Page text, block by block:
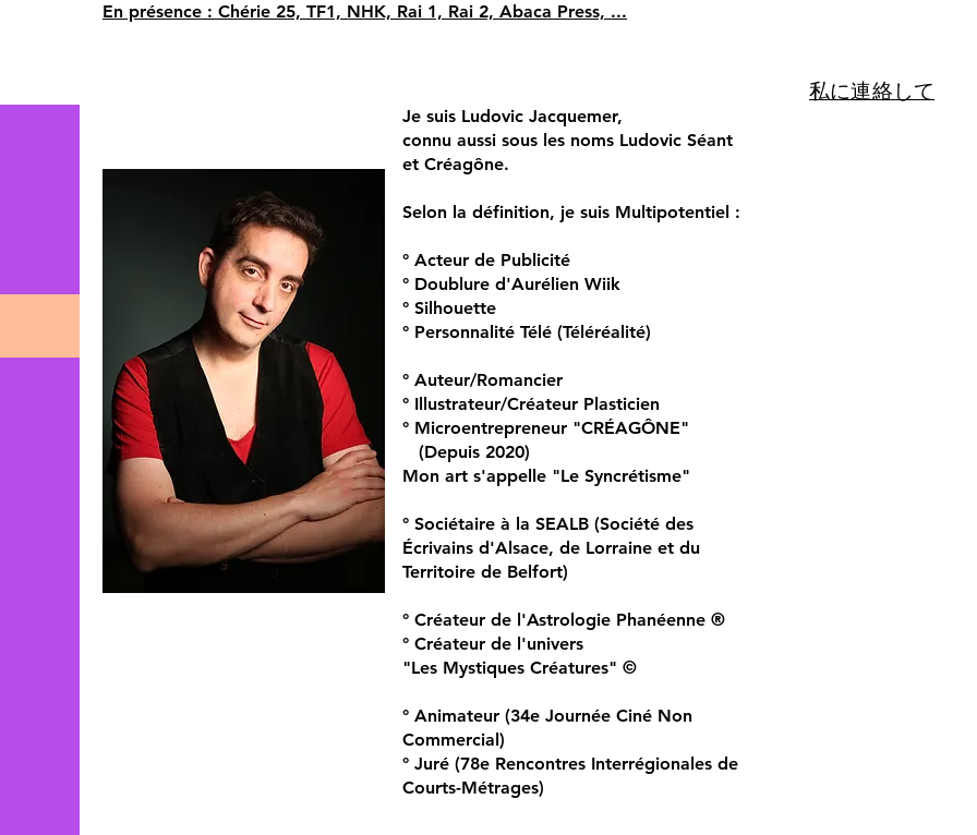
En présence : Chérie 25, TF1, NHK, Rai 1, Rai 2, Abaca Press, ...
私に連絡して
Je suis Ludovic Jacquemer,
connu aussi sous les noms Ludovic Séant
et Créagône.
Selon la définition, je suis Multipotentiel :
° Acteur de Publicité
° Doublure d'Aurélien Wiik
° Silhouette
° Personnalité Télé (Téléréalité)
° Auteur/Romancier
° Illustrateur/Créateur Plasticien
° Microentrepreneur "CRÉAGÔNE"
(Depuis 2020)
Mon art s'appelle "Le Syncrétisme"
° Sociétaire à la SEALB (Société des
Écrivains d'Alsace, de Lorraine et du
Territoire de Belfort)
° Créateur de l'Astrologie Phanéenne ®
° Créateur de l'univers
"Les Mystiques Créatures" ©
° Animateur (34e Journée Ciné Non
Commercial)
° Juré (78e Rencontres Interrégionales de
Courts-Métrages)